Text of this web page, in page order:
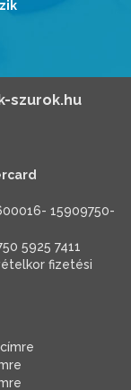
szurok.hu
15909750-
5925 7411
fizetési